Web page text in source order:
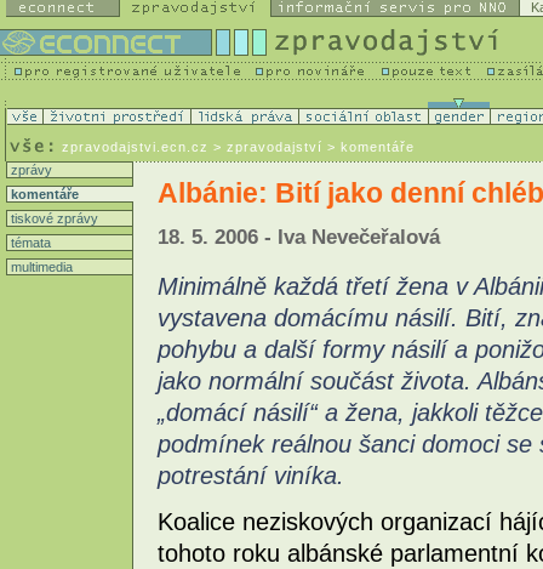
zpravodajstvi.ecn.cz > zpravodajství > komentáře
zprávy
komentáře
tiskové zprávy
témata
multimedia
Albánie: Bití jako denní
18. 5. 2006 - Iva Nevečeřalová
Minimálně každá třetí žena v
vystavena domácímu násilí. Bití,
pohybu a další formy násilí a
jako normální součást života.
„domácí násilí“ a žena, jakkoli
podmínek reálnou šanci domoci
potrestání viníka.
Koalice neziskových organizací
tohoto roku albánské parlamentní